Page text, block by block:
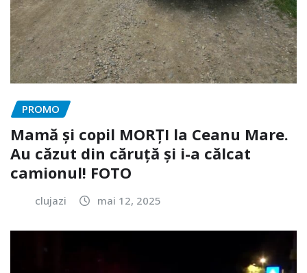
PROMO
Mamă și copil MORȚI la Ceanu Mare.
Au căzut din căruță și i-a călcat
camionul! FOTO
clujazi mai 12, 2025